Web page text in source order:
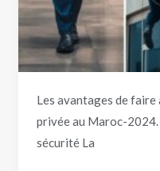
Les avantages de faire
privée au Maroc-2024.
sécurité La
au
Maroc